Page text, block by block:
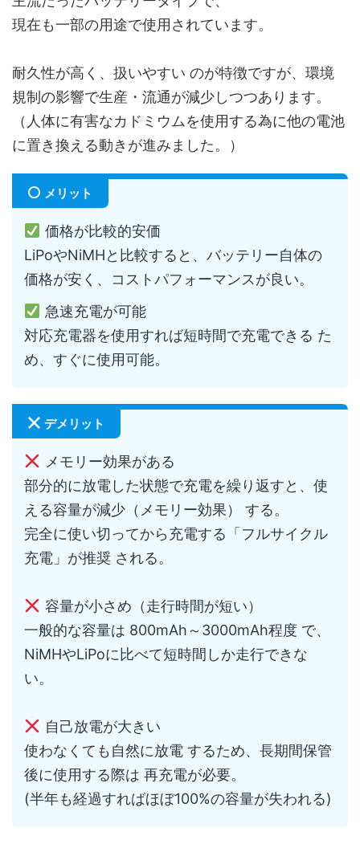
現在も一部の用途で使用されています。
耐久性が高く、扱いやすい のが特徴ですが、環境
規制の影響で生産・流通が減少しつつあります。
（人体に有害なカドミウムを使用する為に他の電池
に置き換える動きが進みました。）
メリット
価格が比較的安価
LiPoやNiMHと比較すると、バッテリー自体の
価格が安く、コストパフォーマンスが良い。
急速充電が可能
対応充電器を使用すれば短時間で充電できる た
め、すぐに使用可能。
デメリット
メモリー効果がある
部分的に放電した状態で充電を繰り返すと、使
える容量が減少（メモリー効果） する。
完全に使い切ってから充電する「フルサイクル
充電」が推奨 される。
容量が小さめ（走行時間が短い）
一般的な容量は 800mAh～3000mAh程度 で、
NiMHやLiPoに比べて短時間しか走行できな
い。
自己放電が大きい
使わなくても自然に放電 するため、長期間保管
後に使用する際は 再充電が必要。
(半年も経過すればほぼ100%の容量が失われる)